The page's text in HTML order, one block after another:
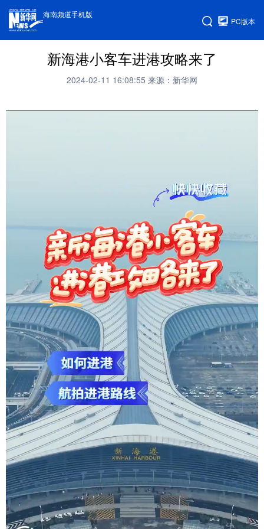
海南频道手机版
PC版本
新海港小客车进港攻略来了
2024-02-11 16:08:55 来源：新华网